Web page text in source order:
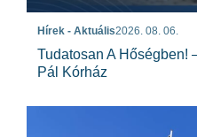
Hírek - Aktuális2026. 08. 06.
Tudatosan A Hőségben!
Pál Kórház